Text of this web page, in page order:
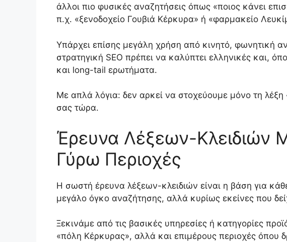
άλλοι πιο φυσικές αναζητήσεις όπως «ποιος κάνει
π.χ. «ξενοδοχείο Γουβιά Κέρκυρα» ή «φαρμακείο
Υπάρχει επίσης μεγάλη χρήση από κινητό, φωνητική
στρατηγική SEO πρέπει να καλύπτει ελληνικές και,
και long-tail ερωτήματα.
Με απλά λόγια: δεν αρκεί να στοχεύουμε μόνο τη
σας τώρα.
Έρευνα Λέξεων-Κλειδιών
Γύρω Περιοχές
Η σωστή έρευνα λέξεων-κλειδιών είναι η βάση για
μεγάλο όγκο αναζήτησης, αλλά κυρίως εκείνες που
Ξεκινάμε από τις βασικές υπηρεσίες ή κατηγορίες
«πόλη Κέρκυρας», αλλά και επιμέρους περιοχές όπου